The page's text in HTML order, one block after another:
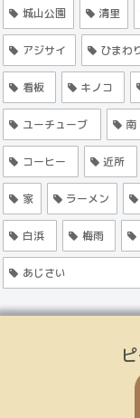
城山公園 清里
アジサイ ひまわ
看板 キノコ
ユーチューブ 南
コーヒー 近所
家 ラーメン
白浜 梅雨
あじさい